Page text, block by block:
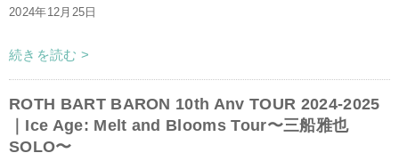
2024年12月25日
続きを読む >
ROTH BART BARON 10th Anv TOUR 2024-2025
｜Ice Age: Melt and Blooms Tour〜三船雅也
SOLO〜